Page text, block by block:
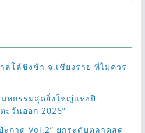
ลโล้ชิงช้า จ.เชียงราย ที่ไม่ควร
หกรรมสุดยิ่งใหญ่แห่งปี
วันออก 2026”
ะกาด Vol.2” ยกระดับตลาดสด